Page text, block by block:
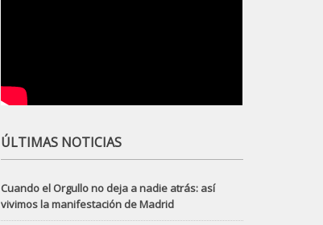
ÚLTIMAS NOTICIAS
Cuando el Orgullo no deja a nadie atrás: así
vivimos la manifestación de Madrid